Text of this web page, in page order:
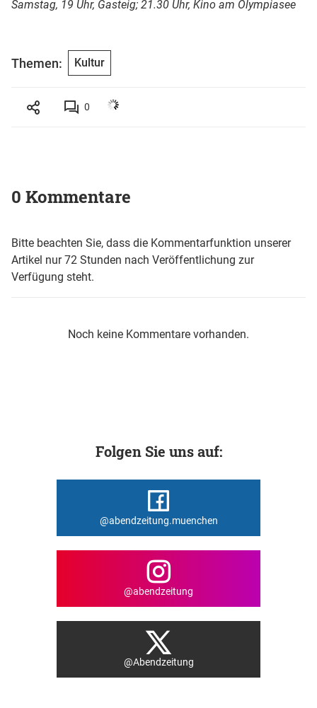
Samstag, 19 Uhr, Gasteig; 21.30 Uhr, Kino am Olympiasee
Themen: Kultur
0
0 Kommentare
Bitte beachten Sie, dass die Kommentarfunktion unserer
Artikel nur 72 Stunden nach Veröffentlichung zur
Verfügung steht.
Noch keine Kommentare vorhanden.
Folgen Sie uns auf:
@abendzeitung.muenchen
@abendzeitung
@Abendzeitung